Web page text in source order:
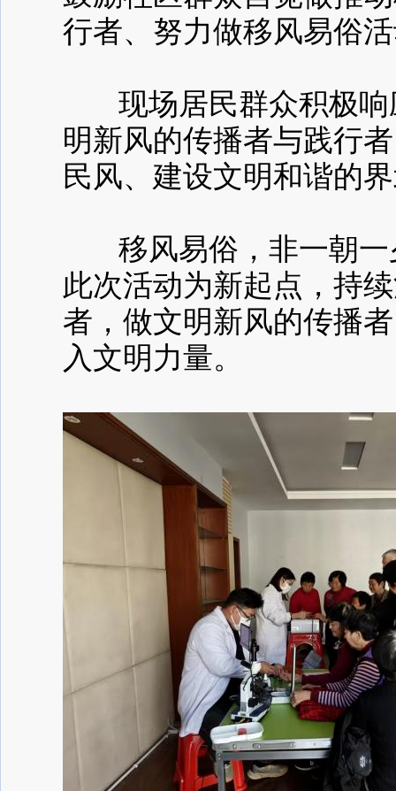
行者、努力做移风易俗
现场居民群众积极响
明新风的传播者与践行
民风、建设文明和谐的
移风易俗，非一朝一
此次活动为新起点，持
者，做文明新风的传播
入文明力量。